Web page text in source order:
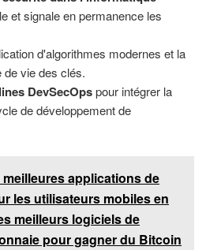
et signale en permanence les
d'algorithmes modernes et la
vie des clés.
DevSecOpspour intégrer la
de développement de
applications de
les utilisateurs mobiles en
meilleurs logiciels de
pour gagner du Bitcoin